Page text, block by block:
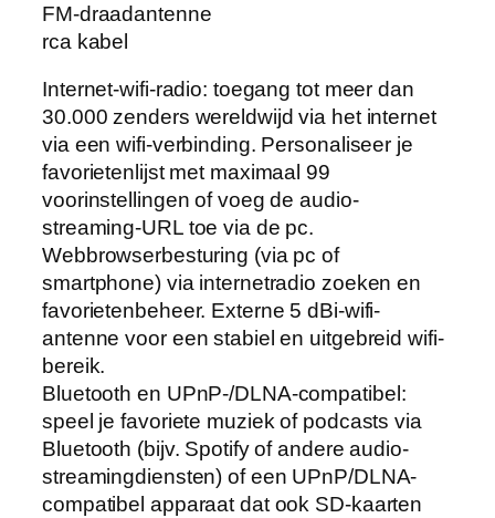
FM-draadantenne
rca kabel
Internet-wifi-radio: toegang tot meer dan
30.000 zenders wereldwijd via het internet
via een wifi-verbinding. Personaliseer je
favorietenlijst met maximaal 99
voorinstellingen of voeg de audio-
streaming-URL toe via de pc.
Webbrowserbesturing (via pc of
smartphone) via internetradio zoeken en
favorietenbeheer. Externe 5 dBi-wifi-
antenne voor een stabiel en uitgebreid wifi-
bereik.
Bluetooth en UPnP-/DLNA-compatibel:
speel je favoriete muziek of podcasts via
Bluetooth (bijv. Spotify of andere audio-
streamingdiensten) of een UPnP/DLNA-
compatibel apparaat dat ook SD-kaarten